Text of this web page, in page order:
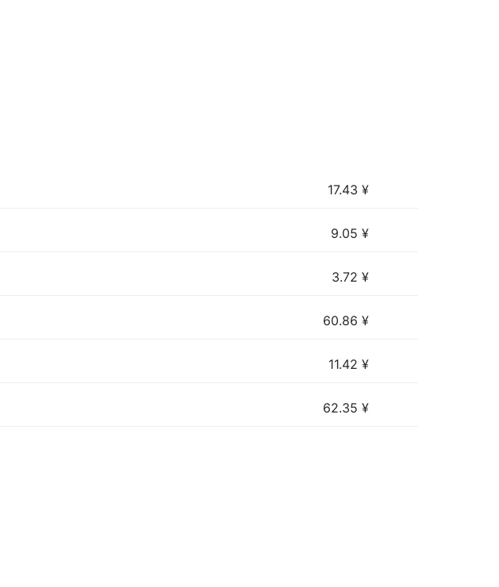
17.43 ¥
9.05 ¥
3.72 ¥
60.86 ¥
11.42 ¥
62.35 ¥